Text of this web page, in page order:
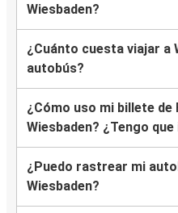
Wiesbaden?
¿Cuánto cuesta viajar a
autobús?
¿Cómo uso mi billete de
Wiesbaden? ¿Tengo
¿Puedo rastrear mi
Wiesbaden?